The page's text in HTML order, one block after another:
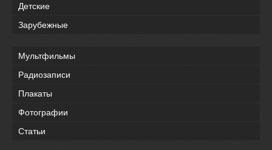
Детские
Зарубежные
Мультфильмы
Радиозаписи
Плакаты
Фотографии
Статьи